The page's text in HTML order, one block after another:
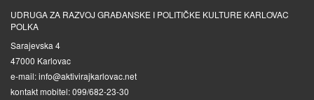
UDRUGA ZA RAZVOJ GRAĐANSKE I POLITIČKE KULTURE KARLOVAC
POLKA
Sarajevska 4
47000 Karlovac
e-mail: info@aktivirajkarlovac.net
kontakt mobitel: 099/682-23-30